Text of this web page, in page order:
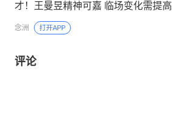
才！王曼昱精神可嘉 临场变化需提高
念洲 打开APP
评论